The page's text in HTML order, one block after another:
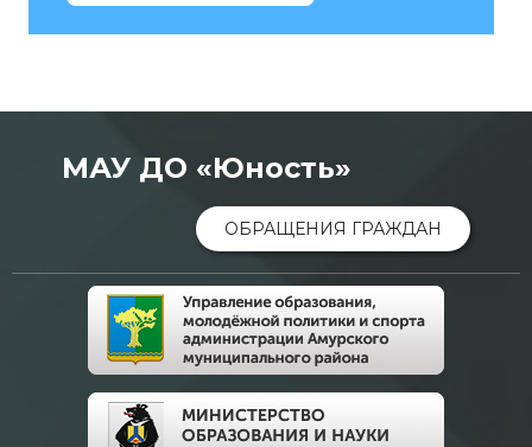
МАУ ДО «Юность»
ОБРАЩЕНИЯ ГРАЖДАН